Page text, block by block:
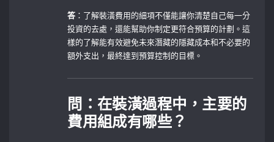
答 ：了解裝潢費用的細項不僅能讓你清楚自己每一分
投資的去處，還能幫助你制定更符合預算的計劃。這
樣的了解能有效避免未來潛藏的隱藏成本和不必要的
額外支出，最終達到預算控制的目標。
問：在裝潢過程中，主要的
費用組成有哪些？